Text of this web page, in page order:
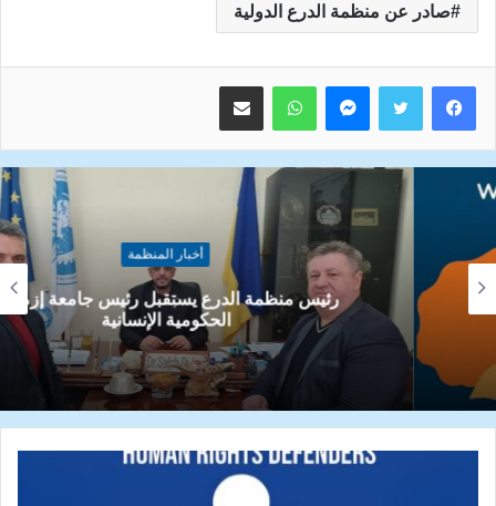
صادر عن منظمة الدرع الدولية
ماسنجر واتساب مشاركة عبر البريد
أخبار المنظمة
رئيس منظمة الدرع يستقبل رئيس جامعة إزمائيل
الحكومية الإنسانية